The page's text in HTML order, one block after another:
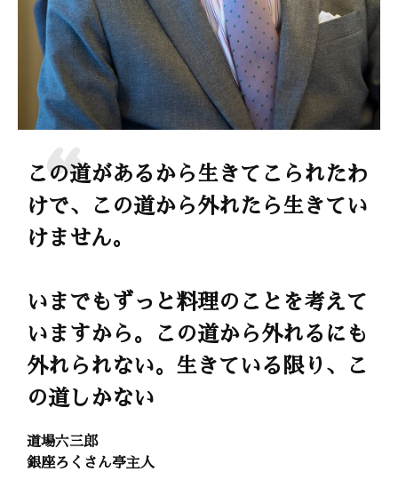
この道があるから生きてこられたわ
けで、この道から外れたら生きてい
けません。
いまでもずっと料理のことを考えて
いますから。この道から外れるにも
外れられない。生きている限り、こ
の道しかない
道場六三郎
銀座ろくさん亭主人